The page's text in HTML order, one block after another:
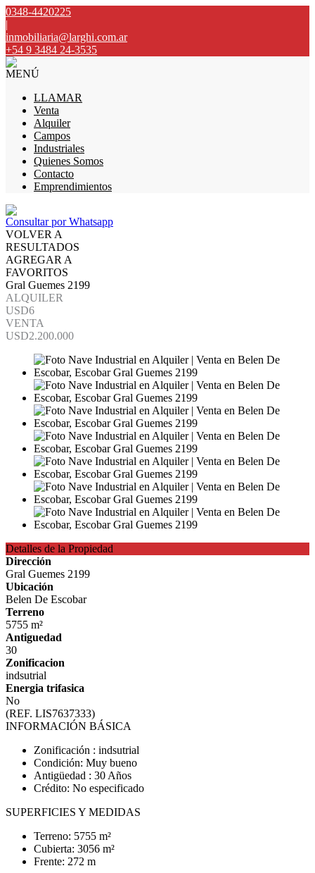
0348-4420225
|
inmobiliaria@larghi.com.ar
+54 9 3484 24-3535
MENÚ
LLAMAR
Venta
Alquiler
Campos
Industriales
Quienes Somos
Contacto
Emprendimientos
Consultar por Whatsapp
VOLVER A
RESULTADOS
AGREGAR A
FAVORITOS
Gral Guemes 2199
ALQUILER
USD6
VENTA
USD2.200.000
Detalles de la Propiedad
Dirección
Gral Guemes 2199
Ubicación
Belen De Escobar
Terreno
5755 m²
Antiguedad
30
Zonificacion
indsutrial
Energia trifasica
No
(REF. LIS7637333)
INFORMACIÓN BÁSICA
Zonificación : indsutrial
Condición: Muy bueno
Antigüedad : 30 Años
Crédito: No especificado
SUPERFICIES Y MEDIDAS
Terreno: 5755 m²
Cubierta: 3056 m²
Frente: 272 m